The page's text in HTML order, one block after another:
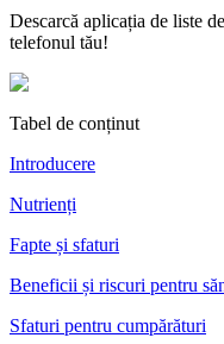
Descarcă aplicația de liste
telefonul tău!
Tabel de conținut
Introducere
Nutrienți
Fapte și sfaturi
Beneficii și riscuri pentru
Sfaturi pentru cumpărături